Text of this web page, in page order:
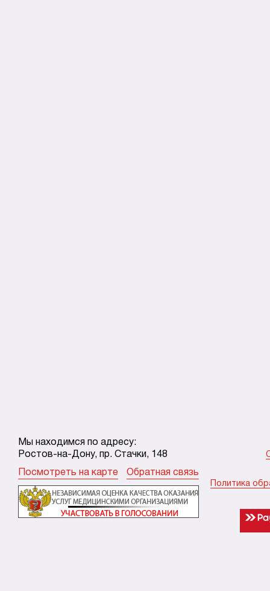
Мы находимся по адресу:
Ростов-на-Дону, пр. Стачки, 148
Посмотреть на карте Обратная связь
Политика